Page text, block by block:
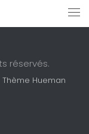
réservés.
Thème Hueman